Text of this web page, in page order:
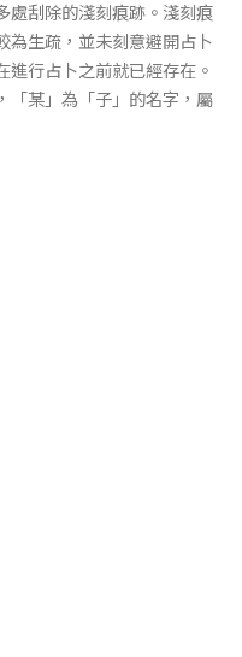
處刮除的淺刻痕跡。淺刻痕
為生疏，並未刻意避開占卜
行占卜之前就已經存在。
「某」為「子」的名字，屬